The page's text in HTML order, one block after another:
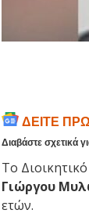
ΔΕΙΤΕ
Διαβάστε σχετικά
Το
Γιώργου
ετών.